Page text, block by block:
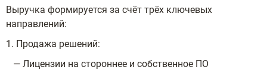
Выручка формируется за счёт трёх ключевых
направлений:
1. Продажа решений:
— Лицензии на стороннее и собственное ПО